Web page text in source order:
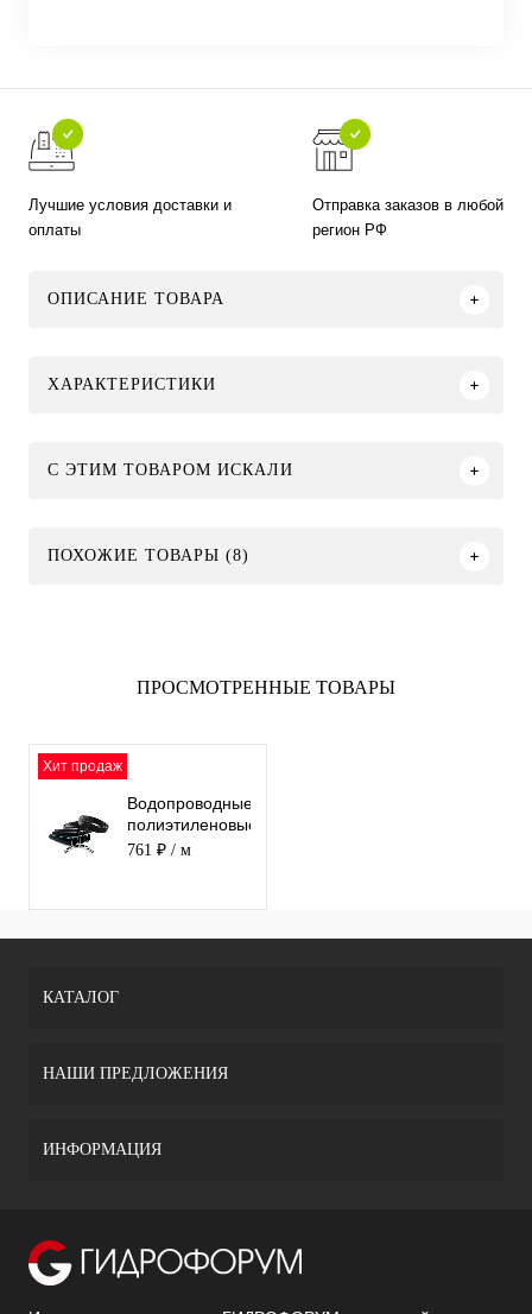
Лучшие условия доставки и
оплаты
Отправка заказов в любой
регион РФ
ОПИСАНИЕ ТОВАРА
ХАРАКТЕРИСТИКИ
C ЭТИМ ТОВАРОМ ИСКАЛИ
ПОХОЖИЕ ТОВАРЫ (8)
ПРОСМОТРЕННЫЕ ТОВАРЫ
Хит продаж
Водопроводные
полиэтиленовые
трубы ПЭ 100 /
761 ₽ / м
КАТАЛОГ
НАШИ ПРЕДЛОЖЕНИЯ
ИНФОРМАЦИЯ